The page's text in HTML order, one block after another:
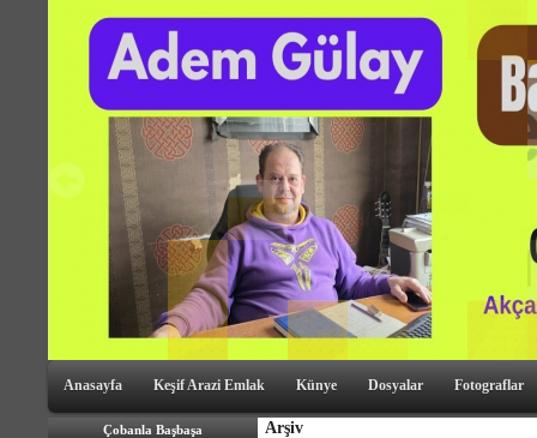
Anasayfa Keşif Arazi Emlak Künye Dosyalar Fotograflar
Çobanla Başbaşa Arşiv